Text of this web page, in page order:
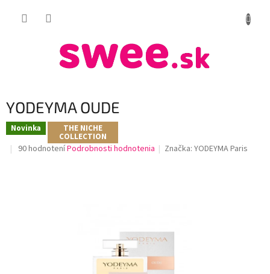
YODEYMA OUDE
Novinka THE NICHE
COLLECTION
Priemerné
90 hodnoteníPodrobnosti hodnotenia Značka:YODEYMA Paris